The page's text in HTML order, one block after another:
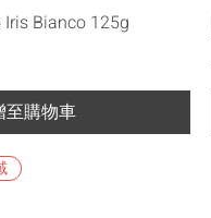
速瀏覽Bianco 125g
至購物車